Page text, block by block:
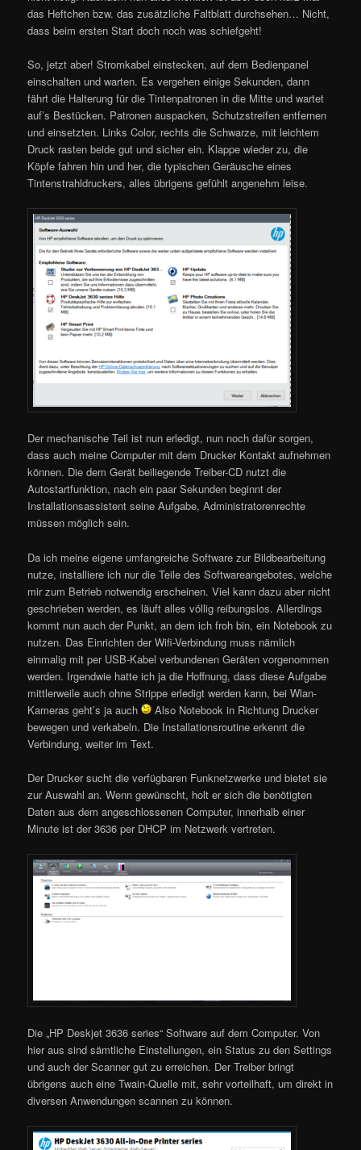
das Heftchen bzw. das zusätzliche Faltblatt durchsehen… Nicht,
dass beim ersten Start doch noch was schiefgeht!
So, jetzt aber! Stromkabel einstecken, auf dem Bedienpanel
einschalten und warten. Es vergehen einige Sekunden, dann
fährt die Halterung für die Tintenpatronen in die Mitte und wartet
auf’s Bestücken. Patronen auspacken, Schutzstreifen entfernen
und einsetzten. Links Color, rechts die Schwarze, mit leichtem
Druck rasten beide gut und sicher ein. Klappe wieder zu, die
Köpfe fahren hin und her, die typischen Geräusche eines
Tintenstrahldruckers, alles übrigens gefühlt angenehm leise.
Der mechanische Teil ist nun erledigt, nun noch dafür sorgen,
dass auch meine Computer mit dem Drucker Kontakt aufnehmen
können. Die dem Gerät beiliegende Treiber-CD nutzt die
Autostartfunktion, nach ein paar Sekunden beginnt der
Installationsassistent seine Aufgabe, Administratorenrechte
müssen möglich sein.
Da ich meine eigene umfangreiche Software zur Bildbearbeitung
nutze, installiere ich nur die Teile des Softwareangebotes, welche
mir zum Betrieb notwendig erscheinen. Viel kann dazu aber nicht
geschrieben werden, es läuft alles völlig reibungslos. Allerdings
kommt nun auch der Punkt, an dem ich froh bin, ein Notebook zu
nutzen. Das Einrichten der Wifi-Verbindung muss nämlich
einmalig mit per USB-Kabel verbundenen Geräten vorgenommen
werden. Irgendwie hatte ich ja die Hoffnung, dass diese Aufgabe
mittlerweile auch ohne Strippe erledigt werden kann, bei Wlan-
Kameras geht’s ja auch
Also Notebook in Richtung Drucker
bewegen und verkabeln. Die Installationsroutine erkennt die
Verbindung, weiter im Text.
Der Drucker sucht die verfügbaren Funknetzwerke und bietet sie
zur Auswahl an. Wenn gewünscht, holt er sich die benötigten
Daten aus dem angeschlossenen Computer, innerhalb einer
Minute ist der 3636 per DHCP im Netzwerk vertreten.
Die „HP Deskjet 3636 series“ Software auf dem Computer. Von
hier aus sind sämtliche Einstellungen, ein Status zu den Settings
und auch der Scanner gut zu erreichen. Der Treiber bringt
übrigens auch eine Twain-Quelle mit, sehr vorteilhaft, um direkt in
diversen Anwendungen scannen zu können.